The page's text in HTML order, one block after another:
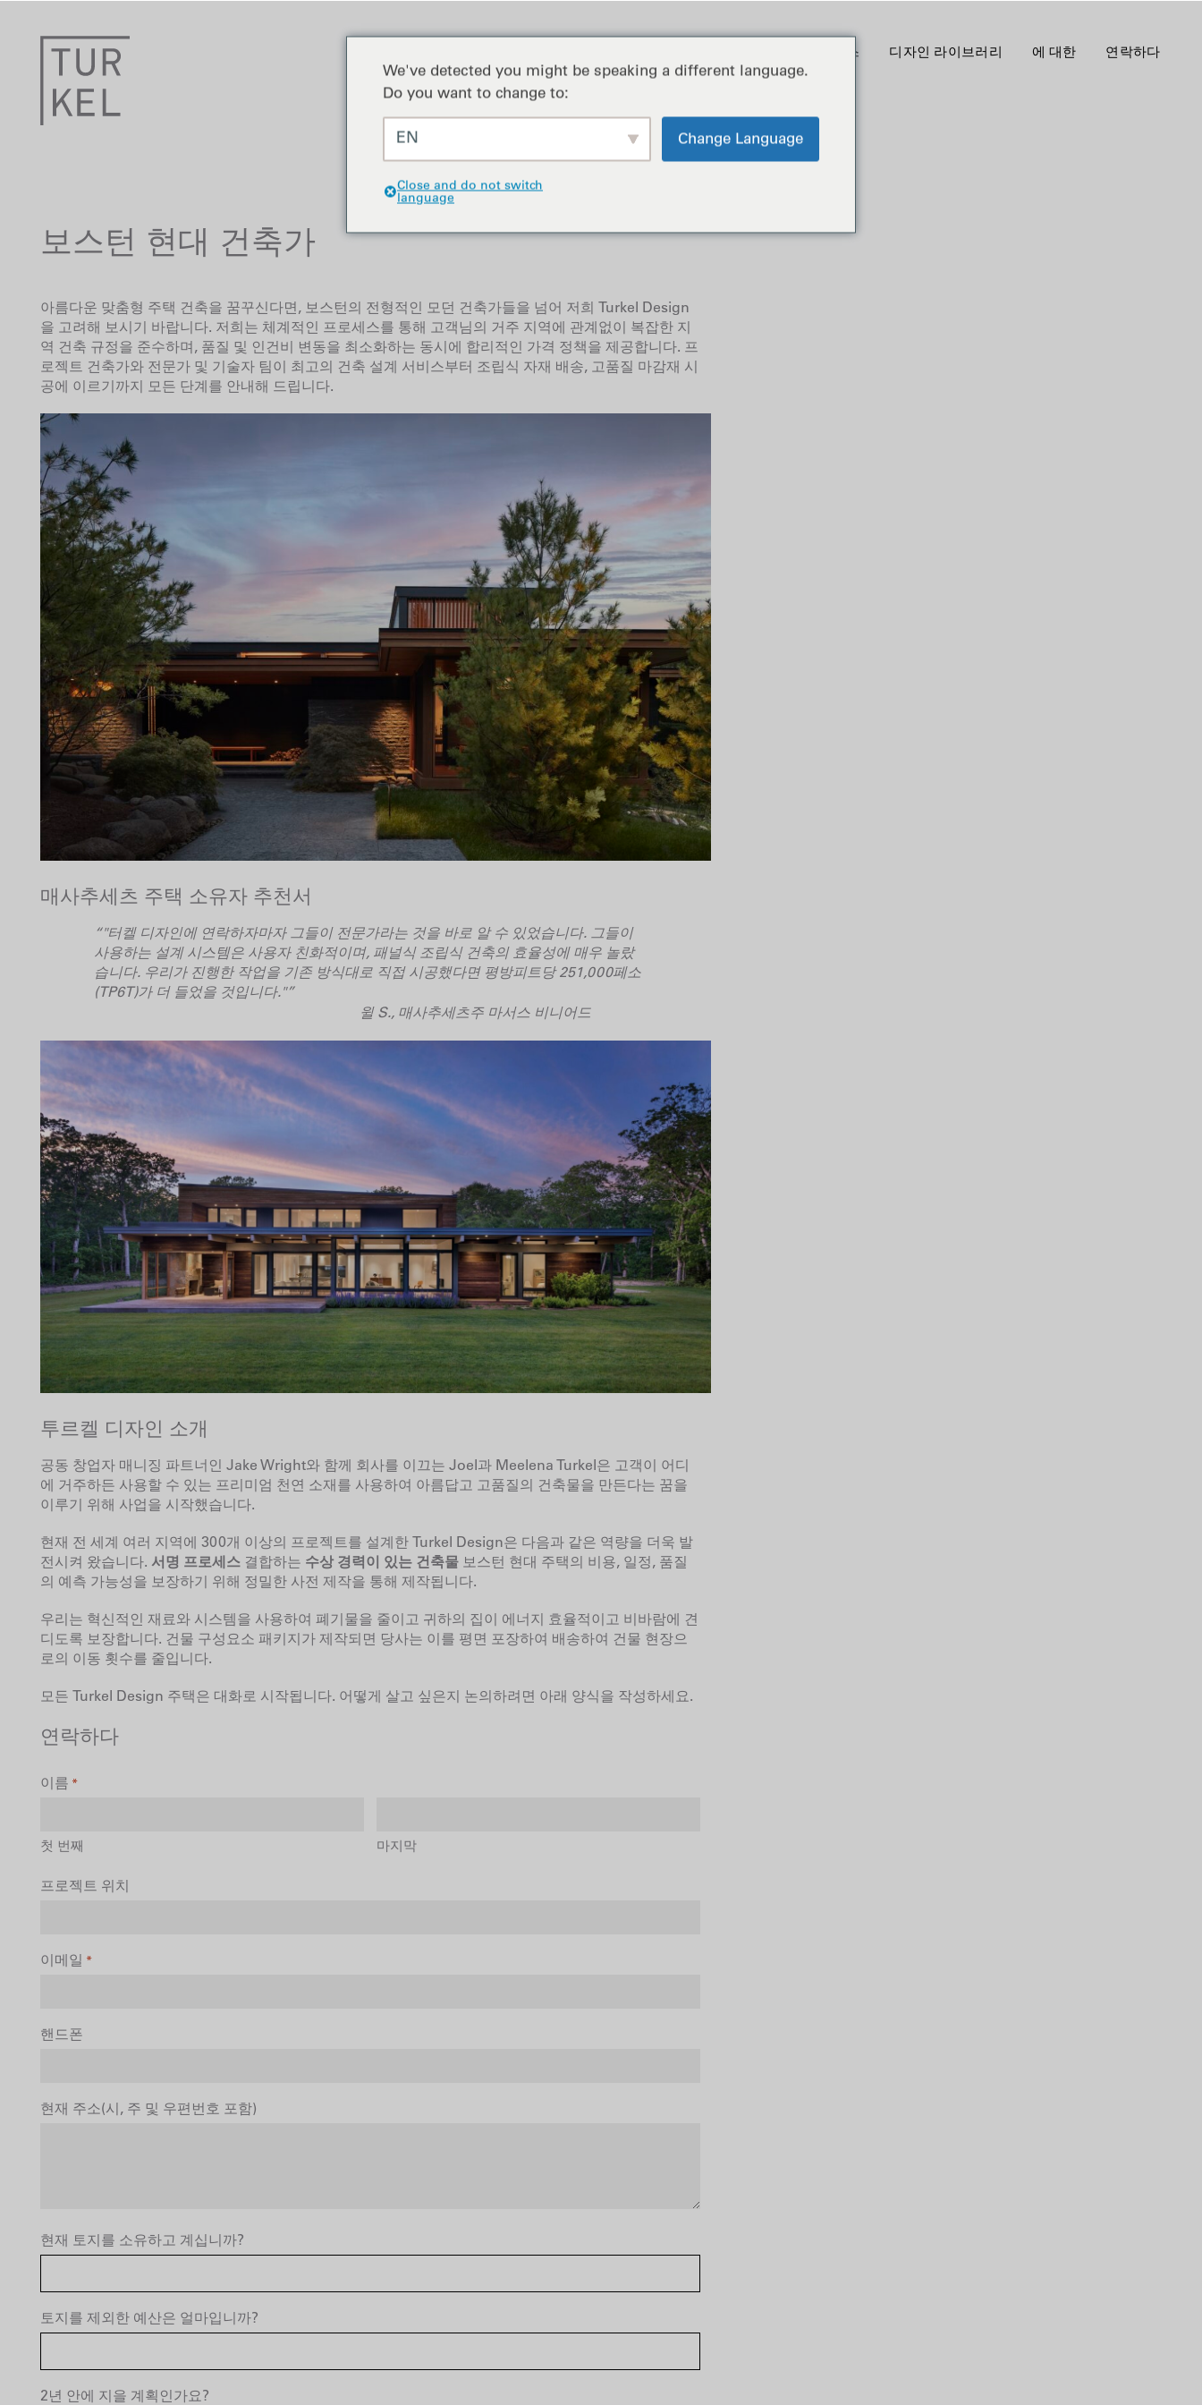
프로세스 디자인 라이브러리 에 대한 연락하다
보스턴 현대 건축가
아름다운 맞춤형 주택 건축을 꿈꾸신다면, 보스턴의 전형적인 모던 건축가들을 넘어 저희 Turkel Design
을 고려해 보시기 바랍니다. 저희는 체계적인 프로세스를 통해 고객님의 거주 지역에 관계없이 복잡한 지
역 건축 규정을 준수하며, 품질 및 인건비 변동을 최소화하는 동시에 합리적인 가격 정책을 제공합니다. 프
로젝트 건축가와 전문가 및 기술자 팀이 최고의 건축 설계 서비스부터 조립식 자재 배송, 고품질 마감재 시
공에 이르기까지 모든 단계를 안내해 드립니다.
매사추세츠 주택 소유자 추천서
“"터켈 디자인에 연락하자마자 그들이 전문가라는 것을 바로 알 수 있었습니다. 그들이
사용하는 설계 시스템은 사용자 친화적이며, 패널식 조립식 건축의 효율성에 매우 놀랐
습니다. 우리가 진행한 작업을 기존 방식대로 직접 시공했다면 평방피트당 251,000페소
(TP6T)가 더 들었을 것입니다."”
윌 S., 매사추세츠주 마서스 비니어드
투르켈 디자인 소개
공동 창업자 매니징 파트너인 Jake Wright와 함께 회사를 이끄는 Joel과 Meelena Turkel은 고객이 어디
에 거주하든 사용할 수 있는 프리미엄 천연 소재를 사용하여 아름답고 고품질의 건축물을 만든다는 꿈을
이루기 위해 사업을 시작했습니다.
현재 전 세계 여러 지역에 300개 이상의 프로젝트를 설계한 Turkel Design은 다음과 같은 역량을 더욱 발
전시켜 왔습니다. 서명 프로세스 결합하는 수상 경력이 있는 건축물 보스턴 현대 주택의 비용, 일정, 품질
의 예측 가능성을 보장하기 위해 정밀한 사전 제작을 통해 제작됩니다.
우리는 혁신적인 재료와 시스템을 사용하여 폐기물을 줄이고 귀하의 집이 에너지 효율적이고 비바람에 견
디도록 보장합니다. 건물 구성요소 패키지가 제작되면 당사는 이를 평면 포장하여 배송하여 건물 현장으
로의 이동 횟수를 줄입니다.
모든 Turkel Design 주택은 대화로 시작됩니다. 어떻게 살고 싶은지 논의하려면 아래 양식을 작성하세요.
연락하다
이름 *
첫 번째 마지막
프로젝트 위치
이메일 *
핸드폰
현재 주소(시, 주 및 우편번호 포함)
현재 토지를 소유하고 계십니까?
토지를 제외한 예산은 얼마입니까?
2년 안에 지을 계획인가요?
We've detected you might be speaking a different language.
Do you want to change to:
EN Change Language
Close and do not switch
language